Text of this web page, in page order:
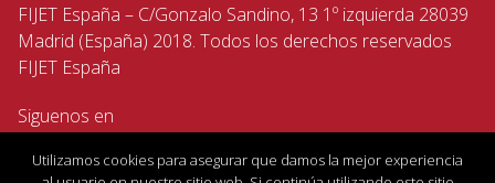
FIJET España – C/Gonzalo Sandino, 13 1º izquierda 28039
Madrid (España) 2018. Todos los derechos reservados
FIJET España
Siguenos en
Utilizamos cookies para asegurar que damos la mejor experiencia